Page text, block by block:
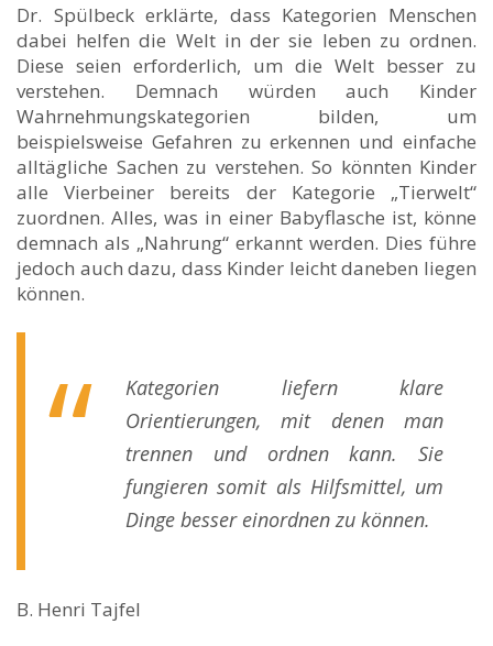
Dr. Spülbeck erklärte, dass Kategorien Menschen
dabei helfen die Welt in der sie leben zu ordnen.
Diese seien erforderlich, um die Welt besser zu
verstehen. Demnach würden auch Kinder
Wahrnehmungskategorien bilden, um
beispielsweise Gefahren zu erkennen und einfache
alltägliche Sachen zu verstehen. So könnten Kinder
alle Vierbeiner bereits der Kategorie „Tierwelt“
zuordnen. Alles, was in einer Babyflasche ist, könne
demnach als „Nahrung“ erkannt werden. Dies führe
jedoch auch dazu, dass Kinder leicht daneben liegen
können.
Kategorien liefern klare
Orientierungen, mit denen man
trennen und ordnen kann. Sie
fungieren somit als Hilfsmittel, um
Dinge besser einordnen zu können.
B. Henri Tajfel